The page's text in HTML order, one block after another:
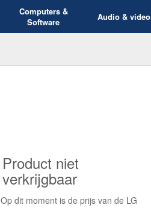
Computers &
Software
Audio & video
Product niet
verkrijgbaar
Op dit moment is de prijs van de LG